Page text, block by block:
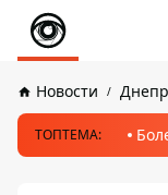
Новости Днепр
ТОПТЕМА: